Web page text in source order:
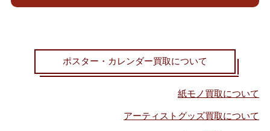
ポスター・カレンダー買取について
紙モノ買取について
アーティストグッズ買取について